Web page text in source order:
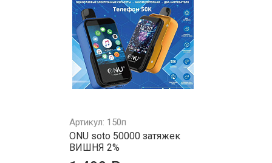
Артикул: 150п
ONU soto 50000 затяжек
ВИШНЯ 2%